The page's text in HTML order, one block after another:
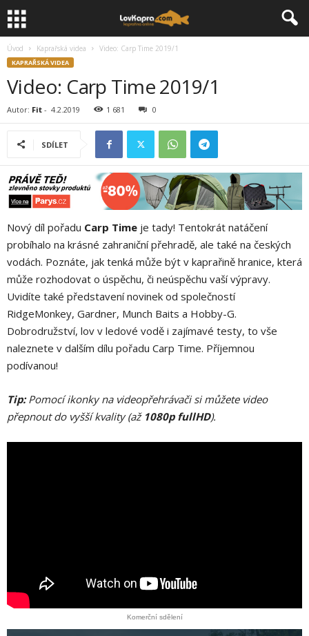
Úvod Kaprařská videa Video: Carp Time 2019/1
KAPRAŘSKÁ VIDEA
Video: Carp Time 2019/1
Autor: Fit - 4.2.2019 1 681 0
SDÍLET
Nový díl pořadu Carp Time je tady! Tentokrát natáčení
probíhalo na krásné zahraniční přehradě, ale také na českých
vodách. Poznáte, jak tenká může být v kaprařině hranice, která
může rozhodovat o úspěchu, či neúspěchu vaší výpravy.
Uvidíte také představení novinek od společností
RidgeMonkey, Gardner, Munch Baits a Hobby-G.
Dobrodružství, lov v ledové vodě i zajímavé testy, to vše
naleznete v dalším dílu pořadu Carp Time. Příjemnou
podívanou!
Tip:Pomocí ikonky na videopřehrávači si můžete video
přepnout do vyšší kvality (až 1080p fullHD).
Komerční sdělení